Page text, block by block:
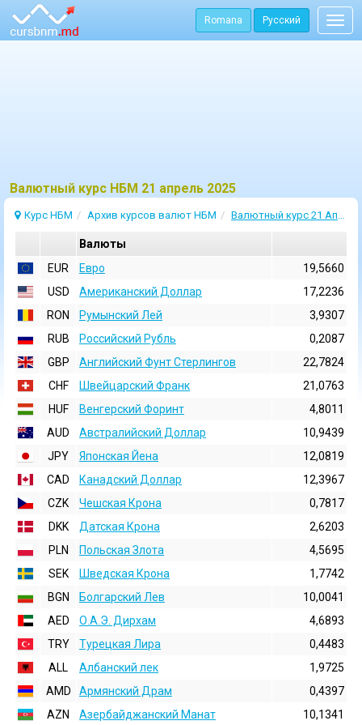
Romana Русский
Bалютный курс НБМ 21 апрель 2025
Курс НБМ Архив курсов валют НБМ Валютный курс 21 Апрель 2025
Валюты
EUR
Евро
19,5660
USD
Aмериканский Доллар
17,2236
RON
Румынский Лей
3,9307
RUB
Российский Рубль
0,2087
GBP
Английский Фунт Стерлингов
22,7824
CHF
Швейцарский Франк
21,0763
HUF
Венгерский Форинт
4,8011
AUD
Австралийский Доллар
10,9439
JPY
Японская Йена
12,0819
CAD
Канадский Доллар
12,3967
CZK
Чешская Крона
0,7817
DKK
Датская Крона
2,6203
PLN
Польская Злота
4,5695
SEK
Шведская Крона
1,7742
BGN
Болгарский Лев
10,0041
AED
О.А.Э. Дирхам
4,6893
TRY
Турецкая Лира
0,4483
ALL
Албанский лек
1,9725
AMD
Армянский Драм
0,4397
AZN
Азербайджанский Манат
10,1341